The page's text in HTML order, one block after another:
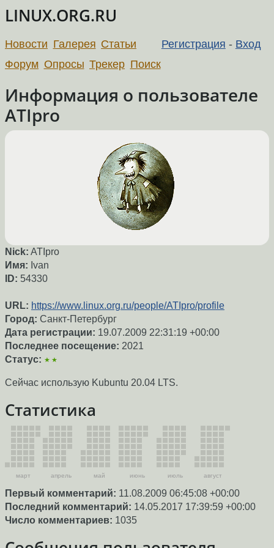
LINUX.ORG.RU
Регистрация - Вход
Новости Галерея Статьи
Форум Опросы Трекер Поиск
Информация о пользователе
ATIpro
Nick: ATIpro
Имя: Ivan
ID: 54330
URL: https://www.linux.org.ru/people/ATIpro/profile
Город: Санкт-Петербург
Дата регистрации: 19.07.2009 22:31:19 +00:00
Последнее посещение: 2021
Статус: ★★
Сейчас использую Kubuntu 20.04 LTS.
Статистика
март апрель май июнь июль август
Первый комментарий: 11.08.2009 06:45:08 +00:00
Последний комментарий: 14.05.2017 17:39:59 +00:00
Число комментариев: 1035